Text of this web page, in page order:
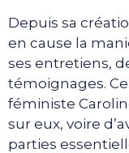
Depuis sa
en cause la
ses entretiens,
témoignages.
féministe
sur eux, voire
parties